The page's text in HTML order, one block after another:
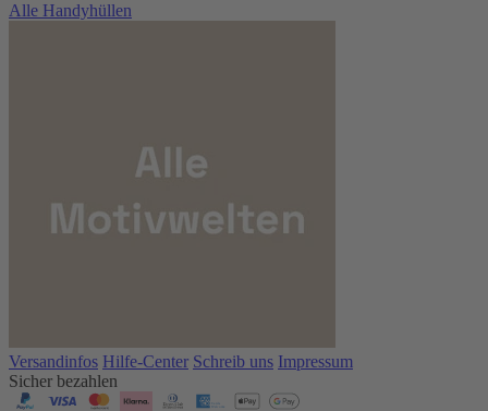
Alle Handyhüllen
Versandinfos Hilfe-Center Schreib uns Impressum
Sicher bezahlen